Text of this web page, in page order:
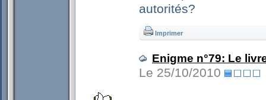
autorités?
Imprimer
Enigme n°79: Le
Le 25/10/2010